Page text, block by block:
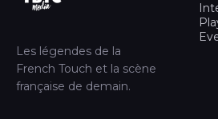
Les légendes de la
French Touch et la scène
française de demain.